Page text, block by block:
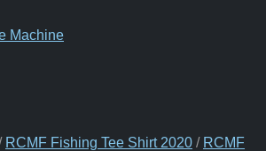
Machine
RCMF Fishing Tee Shirt 2020 / RCMF